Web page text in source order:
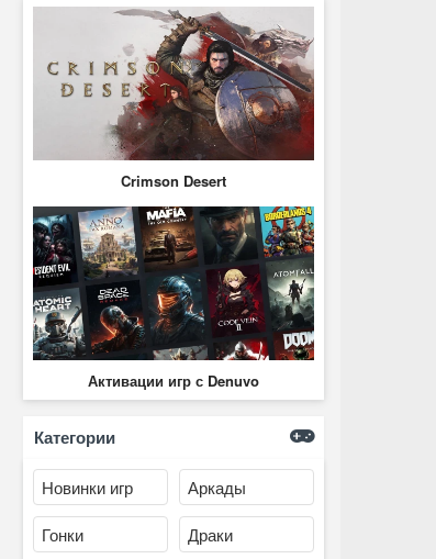
Crimson Desert
Активации игр с Denuvo
Категории
Новинки игр Аркады
Гонки Драки